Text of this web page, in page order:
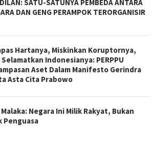
SATU-SATUNYA PEMBEDA ANTARA
DAN GENG PERAMPOK TERORGANISIR
Hartanya, Miskinkan Koruptornya,
Selamatkan Indonesianya: PERPPU
Aset Dalam Manifesto Gerindra
Asta Cita Prabowo
Negara Ini Milik Rakyat, Bukan
Penguasa